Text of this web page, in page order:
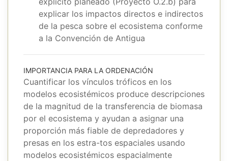
explicar los impactos directos e indirectos
de la pesca sobre el ecosistema conforme
a la Convención de Antigua
IMPORTANCIA PARA LA ORDENACIÓN
Cuantificar los vínculos tróficos en los
modelos ecosistémicos produce descripciones
de la magnitud de la transferencia de biomasa
por el ecosistema y ayudan a asignar una
proporción más fiable de depredadores y
presas en los estra-tos espaciales usando
modelos ecosistémicos espacialmente